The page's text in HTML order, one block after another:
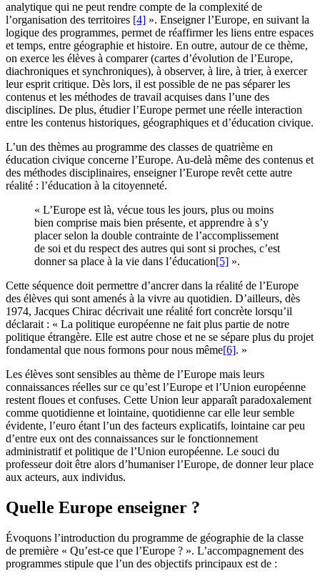
analytique qui ne peut rendre compte de la complexité de
l’organisation des territoires [4] ». Enseigner l’Europe, en suivant la
logique des programmes, permet de réaffirmer les liens entre espaces
et temps, entre géographie et histoire. En outre, autour de ce thème,
on exerce les élèves à comparer (cartes d’évolution de l’Europe,
diachroniques et synchroniques), à observer, à lire, à trier, à exercer
leur esprit critique. Dès lors, il est possible de ne pas séparer les
contenus et les méthodes de travail acquises dans l’une des
disciplines. De plus, étudier l’Europe permet une réelle interaction
entre les contenus historiques, géographiques et d’éducation civique.
L’un des thèmes au programme des classes de quatrième en
éducation civique concerne l’Europe. Au-delà même des contenus et
des méthodes disciplinaires, enseigner l’Europe revêt cette autre
réalité : l’éducation à la citoyenneté.
« L’Europe est là, vécue tous les jours, plus ou moins
bien comprise mais bien présente, et apprendre à s’y
placer selon la double contrainte de l’accomplissement
de soi et du respect des autres qui sont si proches, c’est
donner sa place à la vie dans l’éducation[5] ».
Cette séquence doit permettre d’ancrer dans la réalité de l’Europe
des élèves qui sont amenés à la vivre au quotidien. D’ailleurs, dès
1974, Jacques Chirac décrivait une réalité fort concrète lorsqu’il
déclarait : « La politique européenne ne fait plus partie de notre
politique étrangère. Elle est autre chose et ne se sépare plus du projet
fondamental que nous formons pour nous même[6]. »
Les élèves sont sensibles au thème de l’Europe mais leurs
connaissances réelles sur ce qu’est l’Europe et l’Union européenne
restent floues et confuses. Cette Union leur apparaît paradoxalement
comme quotidienne et lointaine, quotidienne car elle leur semble
évidente, l’euro étant l’un des facteurs explicatifs, lointaine car peu
d’entre eux ont des connaissances sur le fonctionnement
administratif et politique de l’Union européenne. Le souci du
professeur doit être alors d’humaniser l’Europe, de donner leur place
aux acteurs, aux individus.
Quelle Europe enseigner ?
Évoquons l’introduction du programme de géographie de la classe
de première « Qu’est-ce que l’Europe ? ». L’accompagnement des
programmes stipule que l’un des objectifs principaux est de :